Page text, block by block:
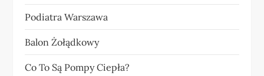
Podiatra Warszawa
Balon Żołądkowy
Co To Są Pompy Ciepła?